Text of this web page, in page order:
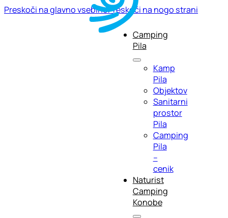
Preskoči na glavno vsebinoPreskoči na nogo strani
Camping
Pila
Kamp
Pila
Objektov
Sanitarni
prostor
Pila
Camping
Pila
–
cenik
Naturist
Camping
Konobe